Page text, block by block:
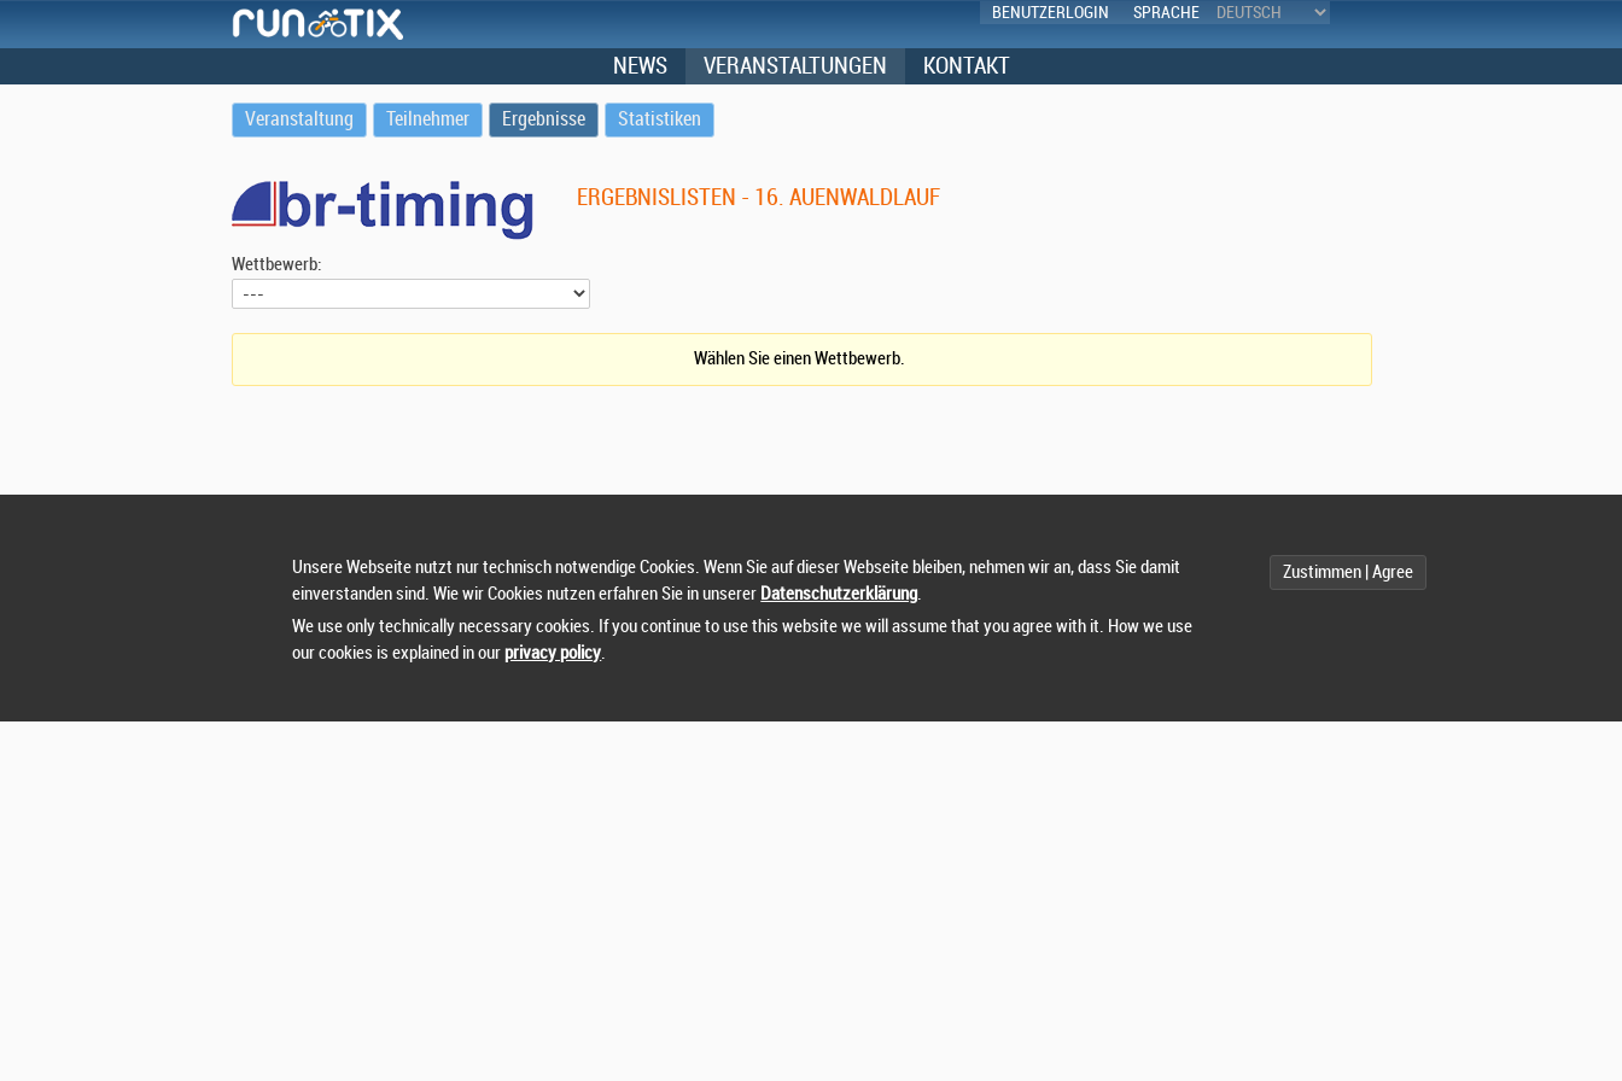
BENUTZERLOGIN SPRACHE
NEWS VERANSTALTUNGEN KONTAKT
Veranstaltung Teilnehmer Ergebnisse Statistiken
ERGEBNISLISTEN - 16. AUENWALDLAUF
Wettbewerb:
Wählen Sie einen Wettbewerb.
Zustimmen | Agree
Unsere Webseite nutzt nur technisch notwendige Cookies. Wenn Sie auf dieser Webseite bleiben, nehmen wir an, dass Sie damit
einverstanden sind. Wie wir Cookies nutzen erfahren Sie in unserer Datenschutzerklärung.
We use only technically necessary cookies. If you continue to use this website we will assume that you agree with it. How we use
our cookies is explained in ourprivacy policy.